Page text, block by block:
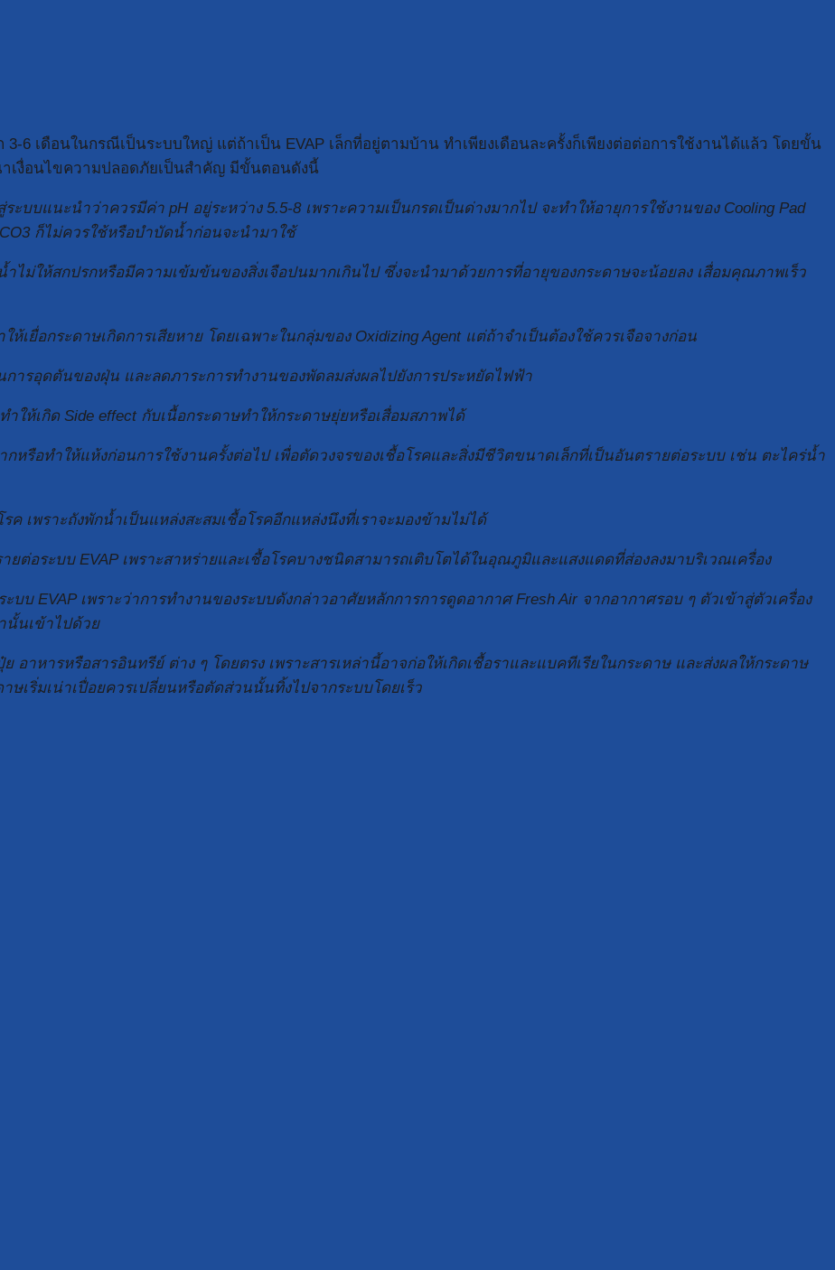
6 เดือนในกรณีเป็นระบบใหญ่ แต่ถ้าเป็น EVAP เล็กที่อยู่ตามบ้าน ทำเพียงเดือนละครั้งก็เพียงต่อต่อการใช้งานได้แล้ว โดยขั้น
เงื่อนไขความปลอดภัยเป็นสำคัญ มีขั้นตอนดังนี้
บบแนะนำว่าควรมีค่า pH อยู่ระหว่าง 5.5-8 เพราะความเป็นกรดเป็นด่างมากไป จะทำให้อายุการใช้งานของ Cooling Pad
ก็ไม่ควรใช้หรือบำบัดน้ำก่อนจะนำมาใช้
ไม่ให้สกปรกหรือมีความเข้มข้นของสิ่งเจือปนมากเกินไป ซึ่งจะนำมาด้วยการที่อายุของกระดาษจะน้อยลง เสื่อมคุณภาพเร็ว
เยื่อกระดาษเกิดการเสียหาย โดยเฉพาะในกลุ่มของ Oxidizing Agent แต่ถ้าจำเป็นต้องใช้ควรเจือจางก่อน
ารอุดตันของฝุ่น และลดภาระการทำงานของพัดลมส่งผลไปยังการประหยัดไฟฟ้า
ห้เกิด Side effect กับเนื้อกระดาษทำให้กระดาษยุ่ยหรือเสื่อมสภาพได้
กหรือทำให้แห้งก่อนการใช้งานครั้งต่อไป เพื่อตัดวงจรของเชื้อโรคและสิ่งมีชีวิตขนาดเล็กที่เป็นอันตรายต่อระบบ เช่น ตะไคร่น้ำ
เพราะถังพักน้ำเป็นแหล่งสะสมเชื้อโรคอีกแหล่งนึงที่เราจะมองข้ามไม่ได้
ต่อระบบ EVAP เพราะสาหร่ายและเชื้อโรคบางชนิดสามารถเติบโตได้ในอุณภูมิและแสงแดดที่ส่องลงมาบริเวณเครื่อง
บบ EVAP เพราะว่าการทำงานของระบบดังกล่าวอาศัยหลักการการดูดอากาศ Fresh Air จากอากาศรอบ ๆ ตัวเข้าสู่ตัวเครื่อง
นั้นเข้าไปด้วย
อาหารหรือสารอินทรีย์ ต่าง ๆ โดยตรง เพราะสารเหล่านี้อาจก่อให้เกิดเชื้อราและแบคทีเรียในกระดาษ และส่งผลให้กระดาษ
ษเริ่มเน่าเปื่อยควรเปลี่ยนหรือตัดส่วนนั้นทิ้งไปจากระบบโดยเร็ว